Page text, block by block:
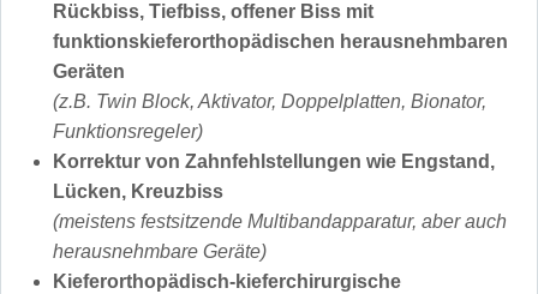
Rückbiss, Tiefbiss, offener Biss mit
funktionskieferorthopädischen herausnehmbaren
Geräten
(z.B. Twin Block, Aktivator, Doppelplatten, Bionator,
Funktionsregeler)
Korrektur von Zahnfehlstellungen wie Engstand,
Lücken, Kreuzbiss
(meistens festsitzende Multibandapparatur, aber auch
herausnehmbare Geräte)
Kieferorthopädisch-kieferchirurgische